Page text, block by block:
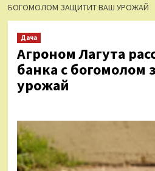
БОГОМОЛОМ ЗАЩИТИТ ВАШ УРОЖАЙ
Дача
Агроном Лагута
банка с богомолом
урожай